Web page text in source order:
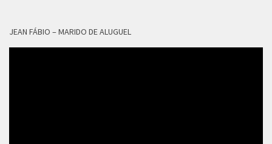
JEAN FÁBIO – MARIDO DE ALUGUEL